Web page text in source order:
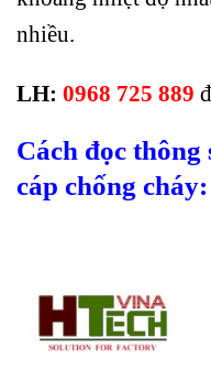
nhiều.
LH: 0968 725 889
Cách đọc thông
cáp chống cháy: